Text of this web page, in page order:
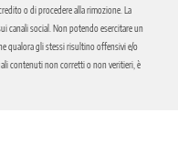
o di procedere alla rimozione. La
canali social. Non potendo esercitare un
qualora gli stessi risultino offensivi e/o
contenuti non corretti o non veritieri, è